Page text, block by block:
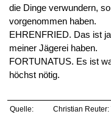
die Dinge verwundern,
vorgenommen haben.
EHRENFRIED. Das ist
meiner Jägerei haben.
FORTUNATUS. Es ist
höchst nötig.
Quelle: Christian Reuter: